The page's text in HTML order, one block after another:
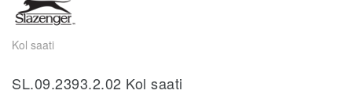
Kol saati
SL.09.2393.2.02 Kol saati